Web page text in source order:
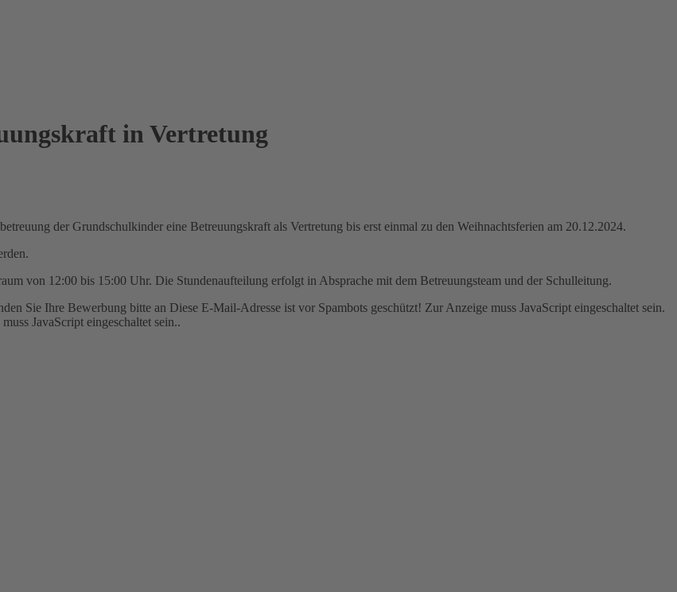
in Vertretung
der Grundschulkinder eine Betreuungskraft als Vertretung bis erst einmal zu den Weihnachtsferien am 20.12.2024.
von 12:00 bis 15:00 Uhr. Die Stundenaufteilung erfolgt in Absprache mit dem Betreuungsteam und der Schulleitung.
Sie Ihre Bewerbung bitte an Diese E-Mail-Adresse ist vor Spambots geschützt! Zur Anzeige muss JavaScript eingeschaltet sein.
JavaScript eingeschaltet sein..